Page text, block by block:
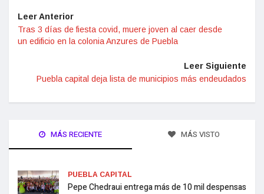
Leer Anterior
Tras 3 días de fiesta covid, muere joven al caer desde
un edificio en la colonia Anzures de Puebla
Leer Siguiente
Puebla capital deja lista de municipios más endeudados
MÁS RECIENTE MÁS VISTO
PUEBLA CAPITAL
Pepe Chedraui entrega más de 10 mil despensas